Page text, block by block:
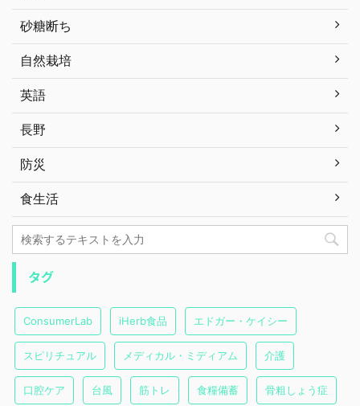
砂糖断ち
自然栽培
英語
長野
防災
食生活
タグ
ConsumerLab iHerb食品 エドガー・ケイシー
スピリチュアル メディカル・ミディアム 介護
口腔ケア 台風 筋トレ 食糧備蓄 骨粗しょう症